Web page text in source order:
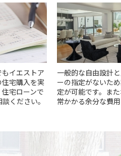
イエストア
宅購入を実
宅ローンで
ください。
一般的な自由設計
ーの指定がないた
定が可能です。ま
常かかる余分な費用